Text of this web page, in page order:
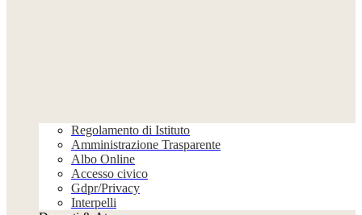
Regolamento di Istituto
Amministrazione Trasparente
Albo Online
Accesso civico
Gdpr/Privacy
Interpelli